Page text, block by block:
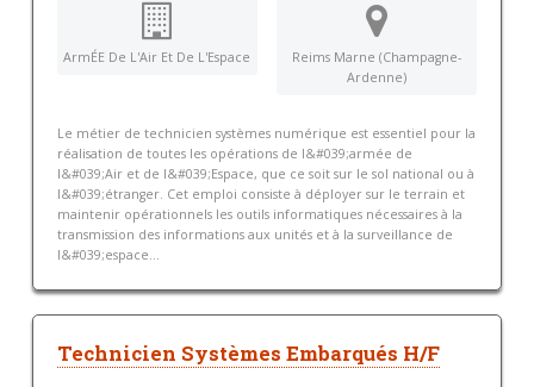
ArmÉE De L'Air Et De L'Espace
Reims Marne (Champagne-
Ardenne)
Le métier de technicien systèmes numérique est essentiel pour la
réalisation de toutes les opérations de l&#039;armée de
l&#039;Air et de l&#039;Espace, que ce soit sur le sol national ou à
l&#039;étranger. Cet emploi consiste à déployer sur le terrain et
maintenir opérationnels les outils informatiques nécessaires à la
transmission des informations aux unités et à la surveillance de
l&#039;espace...
Technicien Systèmes Embarqués H/F